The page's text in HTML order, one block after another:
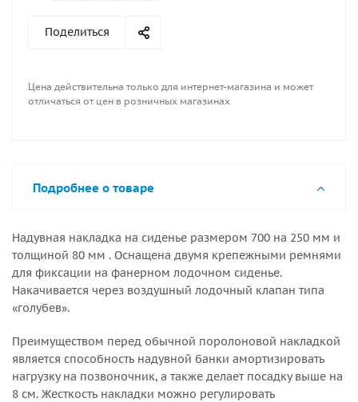
Поделиться
Цена действительна только для интернет-магазина и может
отличаться от цен в розничных магазинах
Подробнее о товаре
Надувная накладка на сиденье размером 700 на 250 мм и
толщиной 80 мм . Оснащена двумя крепежными ремнями
для фиксации на фанерном лодочном сиденье.
Накачивается через воздушный лодочный клапан типа
«голубев».
Преимуществом перед обычной поролоновой накладкой
является способность надувной банки амортизировать
нагрузку на позвоночник, а также делает посадку выше на
8 см. Жесткость накладки можно регулировать